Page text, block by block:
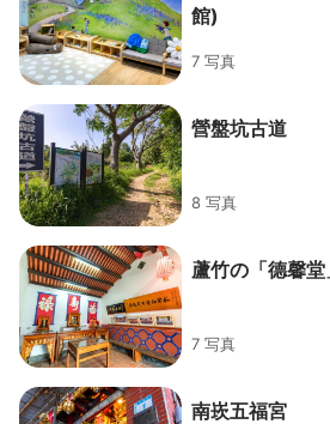
館)
7 写真
營盤坑古道
8 写真
蘆竹の「德馨
7 写真
南崁五福宮